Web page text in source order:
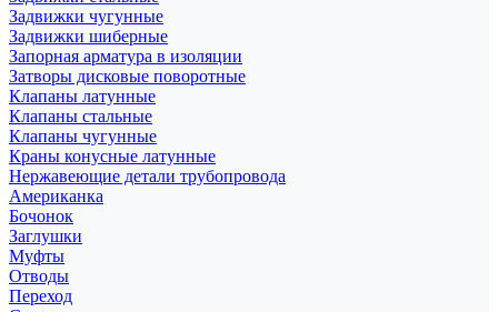
Задвижки чугунные
Задвижки шиберные
Запорная арматура в изоляции
Затворы дисковые поворотные
Клапаны латунные
Клапаны стальные
Клапаны чугунные
Краны конусные латунные
Нержавеющие детали трубопровода
Американка
Бочонок
Заглушки
Муфты
Отводы
Переход